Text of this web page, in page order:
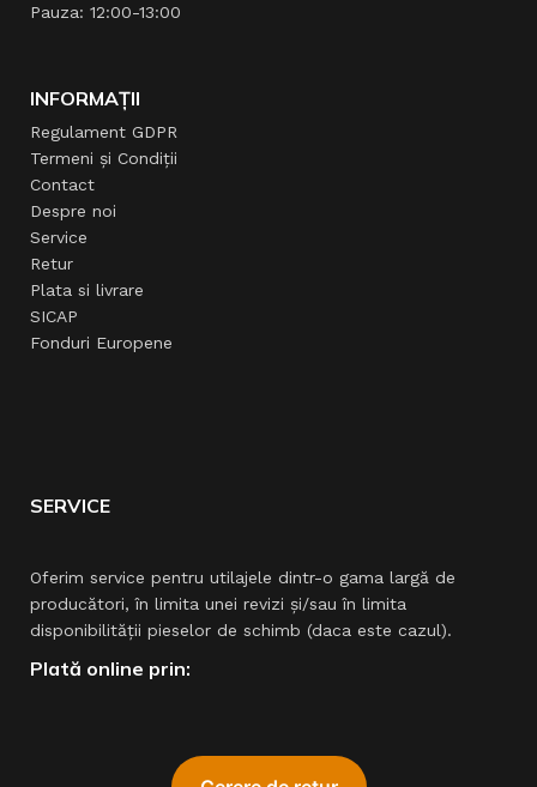
Pauza: 12:00-13:00
INFORMAȚII
Regulament GDPR
Termeni și Condiții
Contact
Despre noi
Service
Retur
Plata si livrare
SICAP
Fonduri Europene
SERVICE
Oferim service pentru utilajele dintr-o gama largă de
producători, în limita unei revizi şi/sau în limita
disponibilităţii pieselor de schimb (daca este cazul).
Plată online prin: